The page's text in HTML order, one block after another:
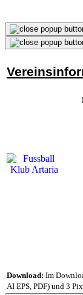
Download: Im
AI EPS, PDF) und 3